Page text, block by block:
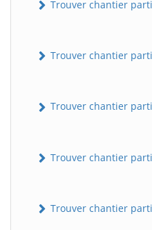
Trouver chantier
Trouver chantier
Trouver chantier
Trouver chantier
Trouver chantier